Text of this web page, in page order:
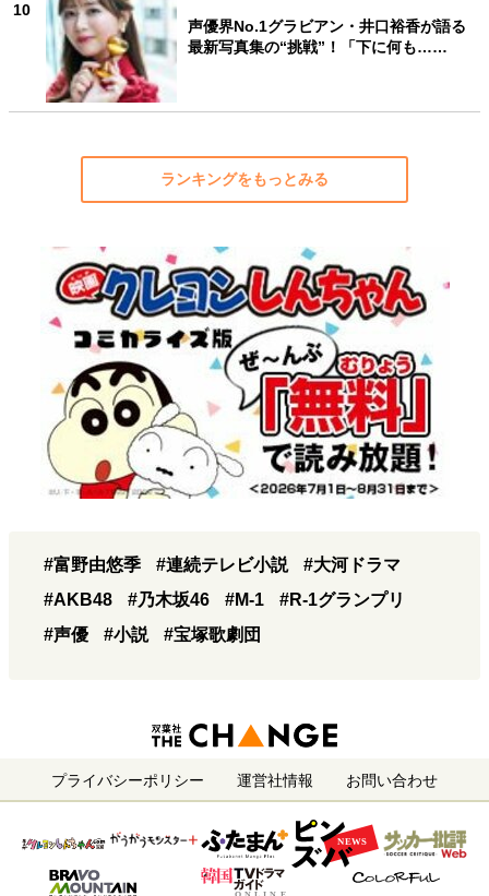
10
声優界No.1グラビアン・井口裕香が語る
最新写真集の“挑戦”！「下に何も……
ランキングをもっとみる
#富野由悠季 #連続テレビ小説
#大河ドラマ
#AKB48
#乃木坂46 #M-1
#R-1グランプリ
#声優
#小説 #宝塚歌劇団
プライバシーポリシー 運営社情報 お問い合わせ